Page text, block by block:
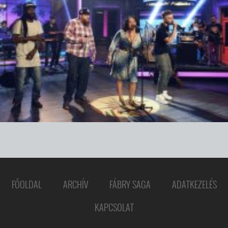
FŐOLDAL ARCHÍV FÁBRY SAGA
ADATKEZELÉS
KAPCSOLAT